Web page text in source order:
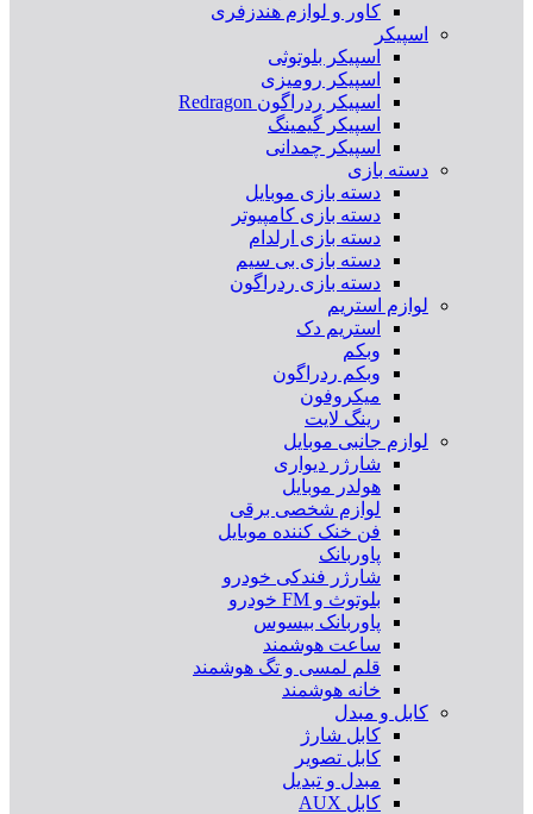
کاور و لوازم هندزفری
اسپیکر
اسپیکر بلوتوثی
اسپیکر رومیزی
اسپیکر ردراگون Redragon
اسپیکر گیمینگ
اسپیکر چمدانی
دسته بازی
دسته بازی موبایل
دسته بازی کامپیوتر
دسته بازی ارلدام
دسته بازی بی سیم
دسته بازی ردراگون
لوازم استریم
استریم دک
وبکم
وبکم ردراگون
میکروفون
رینگ لایت
لوازم جانبی موبایل
شارژر دیواری
هولدر موبایل
لوازم شخصی برقی
فن خنک کننده موبایل
پاوربانک
شارژر فندکی خودرو
بلوتوث و FM خودرو
پاوربانک بیسوس
ساعت هوشمند
قلم لمسی و تگ هوشمند
خانه هوشمند
کابل و مبدل
کابل شارژ
کابل تصویر
مبدل و تبدیل
کابل AUX